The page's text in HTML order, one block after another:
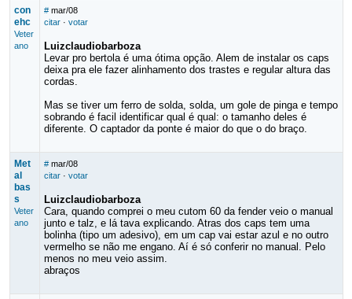
con
ehc
Veter
ano
# mar/08
citar· votar
Luizclaudiobarboza
Levar pro bertola é uma ótima opção. Alem de instalar os caps
deixa pra ele fazer alinhamento dos trastes e regular altura das
cordas.
Mas se tiver um ferro de solda, solda, um gole de pinga e tempo
sobrando é facil identificar qual é qual: o tamanho deles é
diferente. O captador da ponte é maior do que o do braço.
Met
al
bas
s
Veter
ano
# mar/08
citar· votar
Luizclaudiobarboza
Cara, quando comprei o meu cutom 60 da fender veio o manual
junto e talz, e lá tava explicando. Atras dos caps tem uma
bolinha (tipo um adesivo), em um cap vai estar azul e no outro
vermelho se não me engano. Aí é só conferir no manual. Pelo
menos no meu veio assim.
abraços